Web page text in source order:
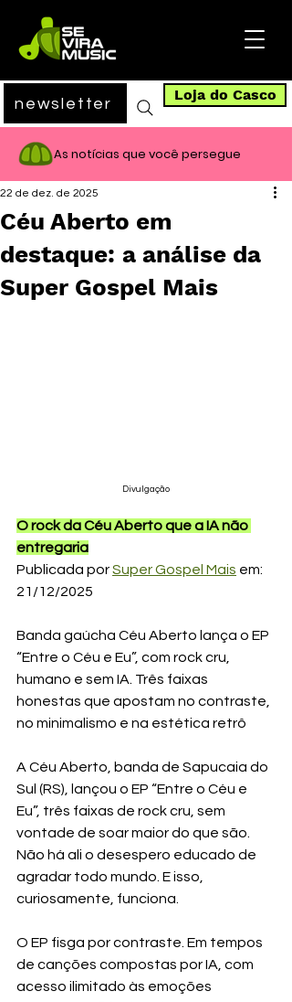
newsletter Loja do Casco
As notícias que você persegue
Céu Aberto em
destaque: a análise da
Super Gospel Mais
22 de dez. de 2025
Divulgação
O rock da Céu Aberto que a IA não
entregaria
Publicada por Super Gospel Mais em:
21/12/2025
Banda gaúcha Céu Aberto lança o EP
“Entre o Céu e Eu”, com rock cru,
humano e sem IA. Três faixas
honestas que apostam no contraste,
no minimalismo e na estética retrô
A Céu Aberto, banda de Sapucaia do
Sul (RS), lançou o EP “Entre o Céu e
Eu”, três faixas de rock cru, sem
vontade de soar maior do que são.
Não há ali o desespero educado de
agradar todo mundo. E isso,
curiosamente, funciona.
O EP fisga por contraste. Em tempos
de canções compostas por IA, com
acesso ilimitado às emoções